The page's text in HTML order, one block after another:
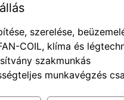
szerelése,
COIL, klíma és
szakmunkás
munkavégzés